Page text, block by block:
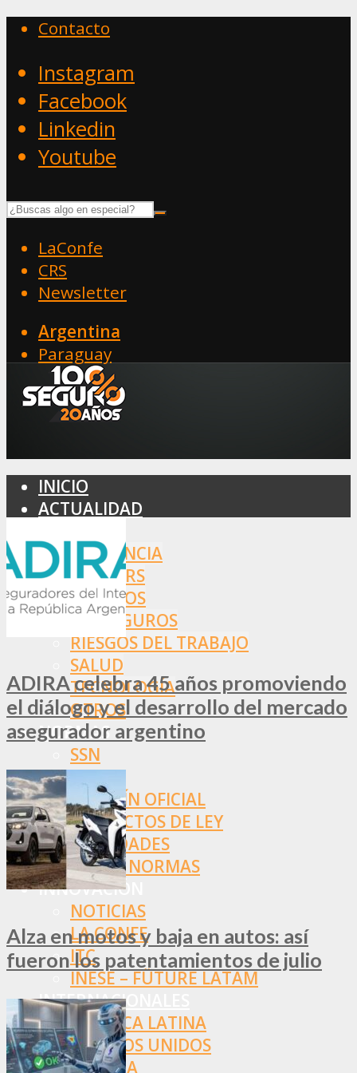
Contacto
Instagram
Facebook
Linkedin
Youtube
LaConfe
CRS
Newsletter
Argentina
Paraguay
INICIO
ACTUALIDAD
ASISTENCIA
BROKERS
SEGUROS
REASEGUROS
RIESGOS DEL TRABAJO
SALUD
TECNOLOGÍA
OTROS
NORMAS
SSN
SRT
BOLETÍN OFICIAL
PROYECTOS DE LEY
SOCIEDADES
OTRAS NORMAS
INNOVACIÓN
NOTICIAS
LA CONFE
ITC
INESE – FÜTURE LATAM
INTERNACIONALES
AMÉRICA LATINA
ESTADOS UNIDOS
EUROPA
ADIRA celebra 45 años promoviendo
el diálogo y el desarrollo del mercado
asegurador argentino
Alza en motos y baja en autos: así
fueron los patentamientos de julio